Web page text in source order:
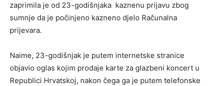
zaprimila je od 23-godišnjaka kaznenu prijavu zbog
sumnje da je počinjeno kazneno djelo Računalna
prijevara.
Naime, 23-godišnjak je putem internetske stranice
objavio oglas kojim prodaje karte za glazbeni koncert u
Republici Hrvatskoj, nakon čega ga je putem telefonske